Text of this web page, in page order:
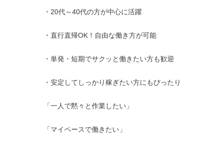
・20代～40代の方が中心に活躍
・直行直帰OK！自由な働き方が可能
・単発・短期でサクッと働きたい方も歓迎
・安定してしっかり稼ぎたい方にもぴったり
「一人で黙々と作業したい」
「マイペースで働きたい」